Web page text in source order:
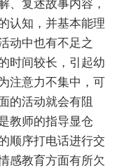
、复述故事内容，
认知，并基本能理
动中也有不足之
时间较长，引起幼
注意力不集中，可
的活动就会有阻
教师的指导显仓
顺序打电话进行交
感教育方面有所欠